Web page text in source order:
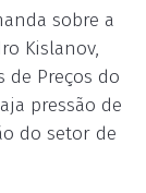
sobre a
Kislanov,
de Preços do
pressão de
do setor de